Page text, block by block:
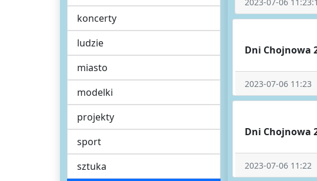
koncerty
ludzie
miasto
modelki
projekty
sport
sztuka
Dni Chojnowa
2023-07-06 11:23
Dni Chojnowa
2023-07-06 11:22